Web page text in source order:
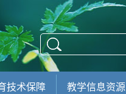
技术保障 教学信息资源